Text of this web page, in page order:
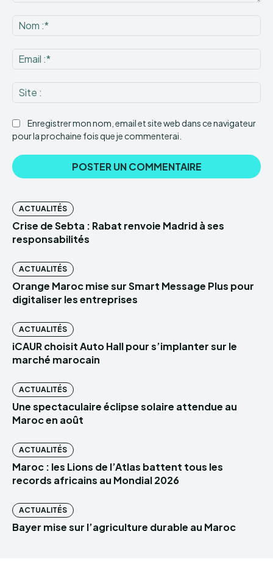
:*
:*
:
Enregistrer mon nom, email et site web dans ce navigateur
pour la prochaine fois que je commenterai.
ACTUALITÉS
Crise de Sebta : Rabat renvoie Madrid à ses
responsabilités
ACTUALITÉS
Orange Maroc mise sur Smart Message Plus pour
digitaliser les entreprises
ACTUALITÉS
iCAUR choisit Auto Hall pour s’implanter sur le
marché marocain
ACTUALITÉS
Une spectaculaire éclipse solaire attendue au
Maroc en août
ACTUALITÉS
Maroc : les Lions de l’Atlas battent tous les
records africains au Mondial 2026
ACTUALITÉS
Bayer mise sur l’agriculture durable au Maroc